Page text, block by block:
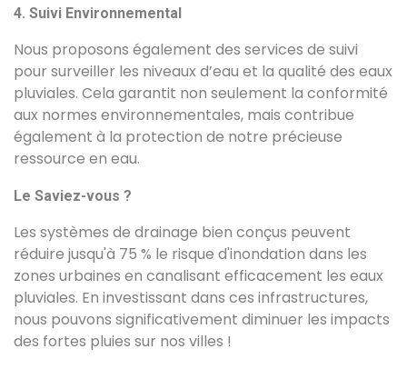
4. Suivi Environnemental
Nous proposons également des services de suivi
pour surveiller les niveaux d’eau et la qualité des eaux
pluviales. Cela garantit non seulement la conformité
aux normes environnementales, mais contribue
également à la protection de notre précieuse
ressource en eau.
Le Saviez-vous ?
Les systèmes de drainage bien conçus peuvent
réduire jusqu'à 75 % le risque d'inondation dans les
zones urbaines en canalisant efficacement les eaux
pluviales. En investissant dans ces infrastructures,
nous pouvons significativement diminuer les impacts
des fortes pluies sur nos villes !